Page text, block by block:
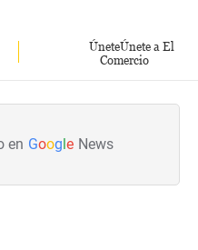
ÚneteÚnete a El
Comercio
en Google News